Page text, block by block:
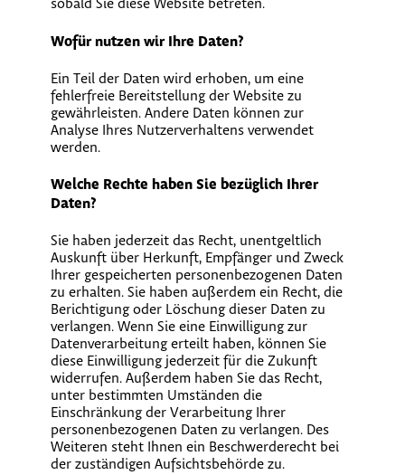
sobald Sie diese Website betreten.
Wofür nutzen wir Ihre Daten?
Ein Teil der Daten wird erhoben, um eine
fehlerfreie Bereitstellung der Website zu
gewährleisten. Andere Daten können zur
Analyse Ihres Nutzerverhaltens verwendet
werden.
Welche Rechte haben Sie bezüglich Ihrer
Daten?
Sie haben jederzeit das Recht, unentgeltlich
Auskunft über Herkunft, Empfänger und Zweck
Ihrer gespeicherten personenbezogenen Daten
zu erhalten. Sie haben außerdem ein Recht, die
Berichtigung oder Löschung dieser Daten zu
verlangen. Wenn Sie eine Einwilligung zur
Datenverarbeitung erteilt haben, können Sie
diese Einwilligung jederzeit für die Zukunft
widerrufen. Außerdem haben Sie das Recht,
unter bestimmten Umständen die
Einschränkung der Verarbeitung Ihrer
personenbezogenen Daten zu verlangen. Des
Weiteren steht Ihnen ein Beschwerderecht bei
der zuständigen Aufsichtsbehörde zu.